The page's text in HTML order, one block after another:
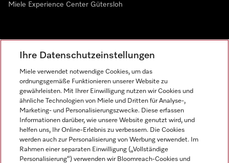
Miele Experience Center Gütersloh
Miele auf Instagram
Miele auf Facebook
Miele auf Youtube
Ihre Datenschutzeinstellungen
Miele verwendet notwendige Cookies, um das
ordnungsgemäße Funktionieren unserer Website zu
gewährleisten. Mit Ihrer Einwilligung nutzen wir Cookies und
ähnliche Technologien von Miele und Dritten für Analyse-,
Marketing- und Personalisierungszwecke. Diese erfassen
Informationen darüber, wie unsere Website genutzt wird, und
helfen uns, Ihr Online-Erlebnis zu verbessern. Die Cookies
werden auch zur Personalisierung von Werbung verwendet. Im
Rahmen einer separaten Einwilligung („Vollständige
Personalisierung“) verwenden wir Bloomreach-Cookies und